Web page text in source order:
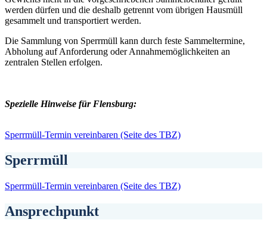
werden dürfen und die deshalb getrennt vom übrigen Hausmüll
gesammelt und transportiert werden.
Die Sammlung von Sperrmüll kann durch feste Sammeltermine,
Abholung auf Anforderung oder Annahmemöglichkeiten an
zentralen Stellen erfolgen.
Spezielle Hinweise für Flensburg:
Sperrmüll-Termin vereinbaren (Seite des TBZ)
Sperrmüll
Sperrmüll-Termin vereinbaren (Seite des TBZ)
Ansprechpunkt